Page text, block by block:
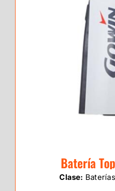
Batería
Clase: